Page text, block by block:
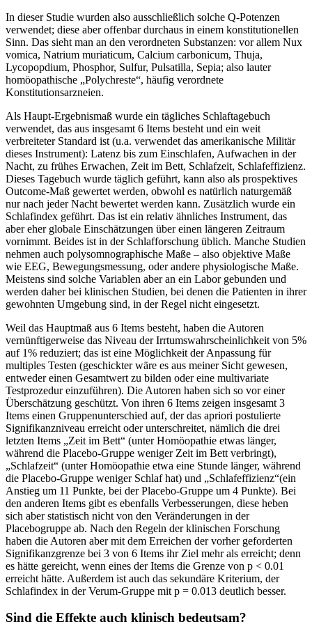
In dieser Studie wurden also ausschließlich solche Q-Potenzen
verwendet; diese aber offenbar durchaus in einem konstitutionellen
Sinn. Das sieht man an den verordneten Substanzen: vor allem Nux
vomica, Natrium muriaticum, Calcium carbonicum, Thuja,
Lycopopdium, Phosphor, Sulfur, Pulsatilla, Sepia; also lauter
homöopathische „Polychreste“, häufig verordnete
Konstitutionsarzneien.
Als Haupt-Ergebnismaß wurde ein tägliches Schlaftagebuch
verwendet, das aus insgesamt 6 Items besteht und ein weit
verbreiteter Standard ist (u.a. verwendet das amerikanische Militär
dieses Instrument): Latenz bis zum Einschlafen, Aufwachen in der
Nacht, zu frühes Erwachen, Zeit im Bett, Schlafzeit, Schlafeffizienz.
Dieses Tagebuch wurde täglich geführt, kann also als prospektives
Outcome-Maß gewertet werden, obwohl es natürlich naturgemäß
nur nach jeder Nacht bewertet werden kann. Zusätzlich wurde ein
Schlafindex geführt. Das ist ein relativ ähnliches Instrument, das
aber eher globale Einschätzungen über einen längeren Zeitraum
vornimmt. Beides ist in der Schlafforschung üblich. Manche Studien
nehmen auch polysomnographische Maße – also objektive Maße
wie EEG, Bewegungsmessung, oder andere physiologische Maße.
Meistens sind solche Variablen aber an ein Labor gebunden und
werden daher bei klinischen Studien, bei denen die Patienten in ihrer
gewohnten Umgebung sind, in der Regel nicht eingesetzt.
Weil das Hauptmaß aus 6 Items besteht, haben die Autoren
vernünftigerweise das Niveau der Irrtumswahrscheinlichkeit von 5%
auf 1% reduziert; das ist eine Möglichkeit der Anpassung für
multiples Testen (geschickter wäre es aus meiner Sicht gewesen,
entweder einen Gesamtwert zu bilden oder eine multivariate
Testprozedur einzuführen). Die Autoren haben sich so vor einer
Überschätzung geschützt. Von ihren 6 Items zeigen insgesamt 3
Items einen Gruppenunterschied auf, der das apriori postulierte
Signifikanzniveau erreicht oder unterschreitet, nämlich die drei
letzten Items „Zeit im Bett“ (unter Homöopathie etwas länger,
während die Placebo-Gruppe weniger Zeit im Bett verbringt),
„Schlafzeit“ (unter Homöopathie etwa eine Stunde länger, während
die Placebo-Gruppe weniger Schlaf hat) und „Schlafeffizienz“(ein
Anstieg um 11 Punkte, bei der Placebo-Gruppe um 4 Punkte). Bei
den anderen Items gibt es ebenfalls Verbesserungen, diese heben
sich aber statistisch nicht von den Veränderungen in der
Placebogruppe ab. Nach den Regeln der klinischen Forschung
haben die Autoren aber mit dem Erreichen der vorher geforderten
Signifikanzgrenze bei 3 von 6 Items ihr Ziel mehr als erreicht; denn
es hätte gereicht, wenn eines der Items die Grenze von p < 0.01
erreicht hätte. Außerdem ist auch das sekundäre Kriterium, der
Schlafindex in der Verum-Gruppe mit p = 0.013 deutlich besser.
Sind die Effekte auch klinisch bedeutsam?